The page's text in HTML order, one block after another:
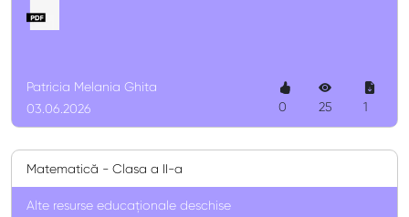
Patricia Melania Ghita
03.06.2026
0 25 1
Matematică - Clasa a II-a
Alte resurse educaționale deschise